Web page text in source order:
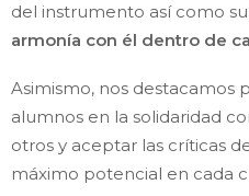
del instrumento así como
armonía con él dentro de
Asimismo, nos destacamos
alumnos en la solidaridad
otros y aceptar las críticas
máximo potencial en cada